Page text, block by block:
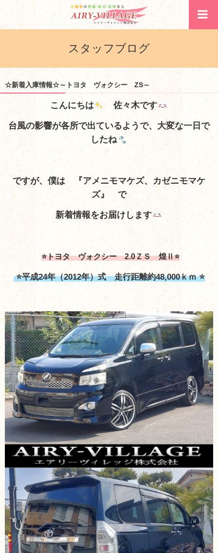
スタッフブログ
☆新着入庫情報☆～トヨタ ヴォクシー ZS～
こんにちは 佐々木です
台風の影響が各所で出ているようで、大変な一日で
したね
ですが、僕は
『アメニモマケズ、カゼニモマケ
ズ』 で
新着情報をお届けします
⭐トヨタ ヴォクシー 2.0ＺＳ 煌Ⅱ⭐
⭐平成24年（2012年）式 走行距離約48,000ｋｍ ⭐